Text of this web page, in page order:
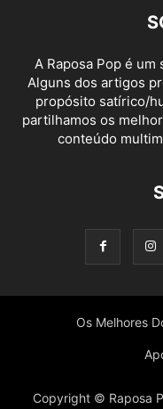
A Raposa Pop é
Alguns dos artigos
propósito satírico/
partilhamos os
conteúdo
Os Melhores
Copyright © Raposa